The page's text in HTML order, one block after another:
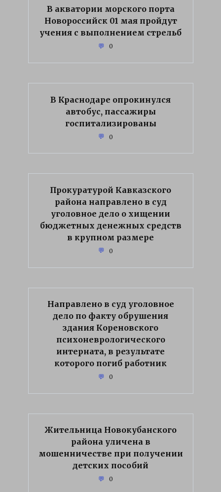
В акватории морского порта
Новороссийск 01 мая пройдут
учения с выполнением стрельб
0
В Краснодаре опрокинулся
автобус, пассажиры
госпитализированы
0
Прокуратурой Кавказского
района направлено в суд
уголовное дело о хищении
бюджетных денежных средств
в крупном размере
0
Направлено в суд уголовное
дело по факту обрушения
здания Кореновского
психоневрологического
интерната, в результате
которого погиб работник
0
Жительница Новокубанского
района уличена в
мошенничестве при получении
детских пособий
0